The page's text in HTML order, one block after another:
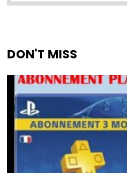
DON'T MISS